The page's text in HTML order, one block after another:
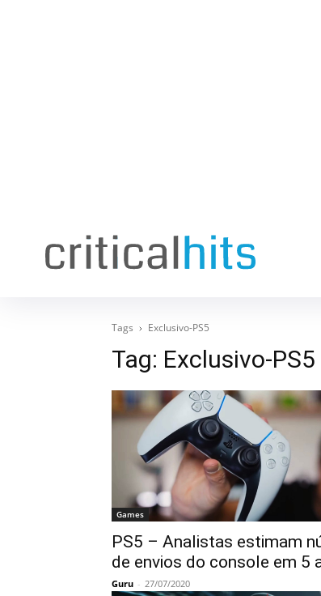
Tags Exclusivo-PS5
Tag: Exclusivo-PS5
Games
PS5 – Analistas estimam
de envios do console em 5
Guru - 27/07/2020